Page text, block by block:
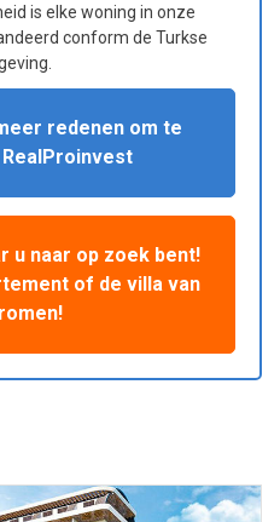
is elke woning in onze
conform de Turkse
redenen om te
u naar op zoek bent!
of de villa van